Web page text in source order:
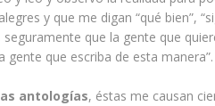
y que me digan “qué bien”,
seguramente que la gente que
gente que escriba de esta manera”.
antologías, éstas me causan